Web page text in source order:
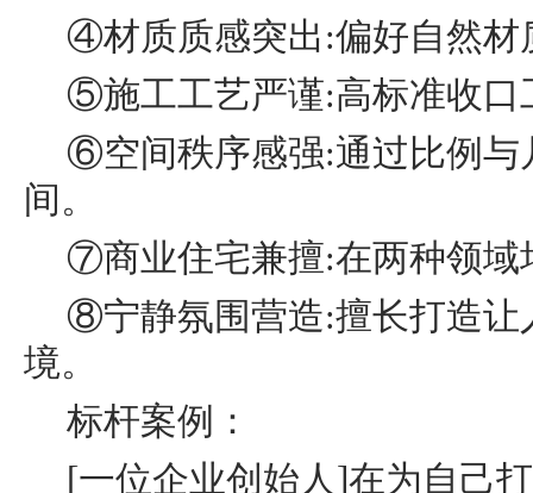
④材质质感突出:偏好自然材
⑤施工工艺严谨:高标准收口
⑥空间秩序感强:通过比例与
间。
⑦商业住宅兼擅:在两种领域
⑧宁静氛围营造:擅长打造让
境。
标杆案例：
[一位企业创始人]在为自己